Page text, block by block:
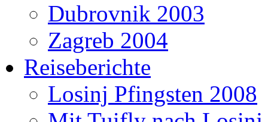
Dubrovnik 2003
Zagreb 2004
Reiseberichte
Losinj Pfingsten 2008